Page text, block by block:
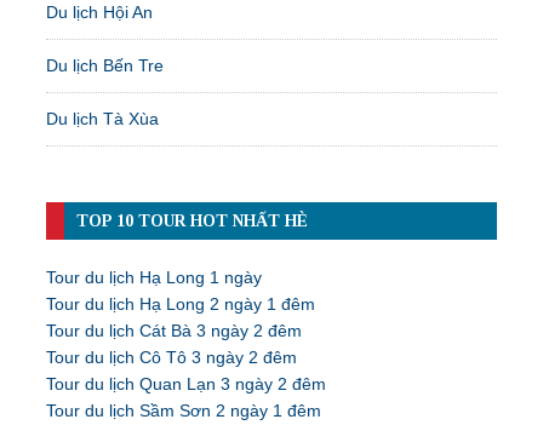
Du lịch Hội An
Du lịch Bến Tre
Du lịch Tà Xùa
TOP 10 TOUR HOT NHẤT HÈ
Tour du lịch Hạ Long 1 ngày
Tour du lịch Hạ Long 2 ngày 1 đêm
Tour du lịch Cát Bà 3 ngày 2 đêm
Tour du lịch Cô Tô 3 ngày 2 đêm
Tour du lịch Quan Lạn 3 ngày 2 đêm
Tour du lịch Sầm Sơn 2 ngày 1 đêm